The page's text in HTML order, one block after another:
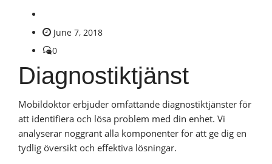
June 7, 2018
0
Diagnostiktjänst
Mobildoktor erbjuder omfattande diagnostiktjänster för
att identifiera och lösa problem med din enhet. Vi
analyserar noggrant alla komponenter för att ge dig en
tydlig översikt och effektiva lösningar.